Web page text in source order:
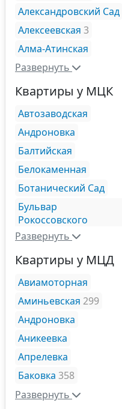
Александровский Сад
Алексеевская 3
Алма-Атинская
Развернуть
Квартиры у МЦК
Автозаводская
Андроновка
Балтийская
Белокаменная
Ботанический Сад
Бульвар
Рокоссовского
Развернуть
Квартиры у МЦД
Авиамоторная
Аминьевская 299
Андроновка
Аникеевка
Апрелевка
Баковка 358
Развернуть